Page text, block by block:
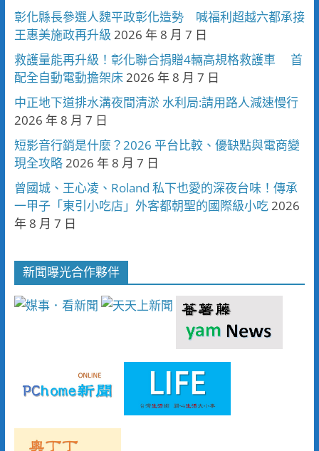
彰化縣長參選人魏平政彰化造勢 喊福利超越六都承接
王惠美施政再升級 2026 年 8 月 7 日
救護量能再升級！彰化聯合捐贈4輛高規格救護車 首
配全自動電動擔架床2026 年 8 月 7 日
中正地下道排水溝夜間清淤 水利局:請用路人減速慢行
2026 年 8 月 7 日
短影音行銷是什麼？2026 平台比較、優缺點與電商變
現全攻略2026 年 8 月 7 日
曾國城、王心凌、Roland 私下也愛的深夜台味！傳承
一甲子「東引小吃店」外客都朝聖的國際級小吃2026
年 8 月 7 日
新聞曝光合作夥伴